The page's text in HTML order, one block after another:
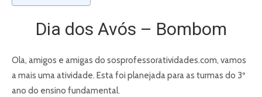
Dia dos Avós – Bombom
Ola, amigos e amigas do sosprofessoratividades.com, vamos
a mais uma atividade. Esta foi planejada para as turmas do 3º
ano do ensino fundamental.